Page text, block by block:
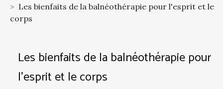
Les bienfaits de la balnéothérapie pour l'esprit et le
corps
Les bienfaits de la balnéothérapie pour
l'esprit et le corps